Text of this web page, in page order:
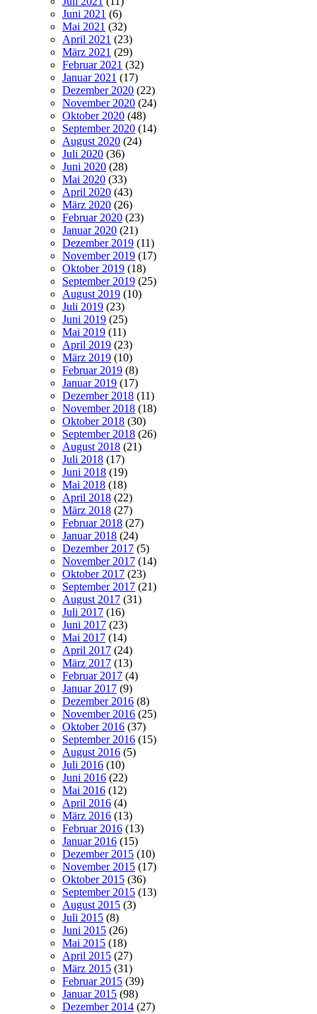
Juni 2021 (6)
Mai 2021 (32)
April 2021 (23)
März 2021 (29)
Februar 2021 (32)
Januar 2021 (17)
Dezember 2020 (22)
November 2020 (24)
Oktober 2020 (48)
September 2020 (14)
August 2020 (24)
Juli 2020 (36)
Juni 2020 (28)
Mai 2020 (33)
April 2020 (43)
März 2020 (26)
Februar 2020 (23)
Januar 2020 (21)
Dezember 2019 (11)
November 2019 (17)
Oktober 2019 (18)
September 2019 (25)
August 2019 (10)
Juli 2019 (23)
Juni 2019 (25)
Mai 2019 (11)
April 2019 (23)
März 2019 (10)
Februar 2019 (8)
Januar 2019 (17)
Dezember 2018 (11)
November 2018 (18)
Oktober 2018 (30)
September 2018 (26)
August 2018 (21)
Juli 2018 (17)
Juni 2018 (19)
Mai 2018 (18)
April 2018 (22)
März 2018 (27)
Februar 2018 (27)
Januar 2018 (24)
Dezember 2017 (5)
November 2017 (14)
Oktober 2017 (23)
September 2017 (21)
August 2017 (31)
Juli 2017 (16)
Juni 2017 (23)
Mai 2017 (14)
April 2017 (24)
März 2017 (13)
Februar 2017 (4)
Januar 2017 (9)
Dezember 2016 (8)
November 2016 (25)
Oktober 2016 (37)
September 2016 (15)
August 2016 (5)
Juli 2016 (10)
Juni 2016 (22)
Mai 2016 (12)
April 2016 (4)
März 2016 (13)
Februar 2016 (13)
Januar 2016 (15)
Dezember 2015 (10)
November 2015 (17)
Oktober 2015 (36)
September 2015 (13)
August 2015 (3)
Juli 2015 (8)
Juni 2015 (26)
Mai 2015 (18)
April 2015 (27)
März 2015 (31)
Februar 2015 (39)
Januar 2015 (98)
Dezember 2014 (27)